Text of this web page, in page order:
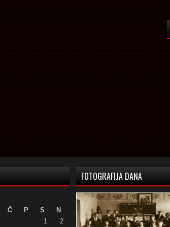
Č P S
N
1
2
FOTOGRAFIJA DANA